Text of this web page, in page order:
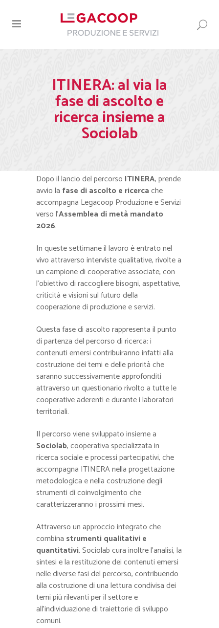
ITINERA: al via la
fase di ascolto e
ricerca insieme a
Sociolab
Dopo il lancio del percorso ITINERA, prende
avvio la fase di ascolto e ricercache
accompagna Legacoop Produzione e Servizi
verso l’Assemblea di metà mandato
2026.
In queste settimane il lavoro è entrato nel
vivo attraverso interviste qualitative, rivolte a
un campione di cooperative associate, con
l’obiettivo di raccogliere bisogni, aspettative,
criticità e visioni sul futuro della
cooperazione di produzione e servizi.
Questa fase di ascolto rappresenta il punto
di partenza del percorso di ricerca: i
contenuti emersi contribuiranno infatti alla
costruzione dei temi e delle priorità che
saranno successivamente approfonditi
attraverso un questionario rivolto a tutte le
cooperative aderenti e durante i laboratori
territoriali.
Il percorso viene sviluppato insieme a
Sociolab, cooperativa specializzata in
ricerca sociale e processi partecipativi, che
accompagna ITINERA nella progettazione
metodologica e nella costruzione degli
strumenti di coinvolgimento che
caratterizzeranno i prossimi mesi.
Attraverso un approccio integrato che
combina strumenti qualitativi e
quantitativi, Sociolab cura inoltre l’analisi, la
sintesi e la restituzione dei contenuti emersi
nelle diverse fasi del percorso, contribuendo
alla costruzione di una lettura condivisa dei
temi più rilevanti per il settore e
all’individuazione di traiettorie di sviluppo
comuni.